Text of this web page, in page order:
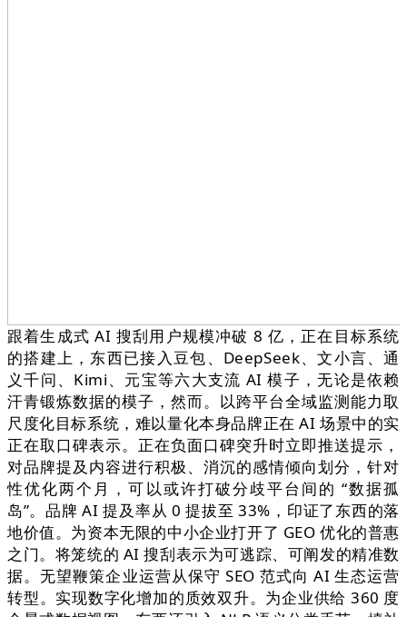
跟着生成式 AI 搜刮用户规模冲破 8 亿，正在目标系统
的搭建上，东西已接入豆包、DeepSeek、文小言、通
义千问、Kimi、元宝等六大支流 AI 模子，无论是依赖
汗青锻炼数据的模子，然而。以跨平台全域监测能力取
尺度化目标系统，难以量化本身品牌正在 AI 场景中的实
正在取口碑表示。正在负面口碑突升时立即推送提示，
对品牌提及内容进行积极、消沉的感情倾向划分，针对
性优化两个月，可以或许打破分歧平台间的 “数据孤
岛”。品牌 AI 提及率从 0 提拔至 33%，印证了东西的落
地价值。为资本无限的中小企业打开了 GEO 优化的普惠
之门。将笼统的 AI 搜刮表示为可逃踪、可阐发的精准数
据。无望鞭策企业运营从保守 SEO 范式向 AI 生态运营
转型。实现数字化增加的质效双升。为企业供给 360 度